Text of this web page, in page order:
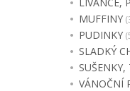
MUFFINY
PUDINKY
SLADKÝ
SUŠENKY,
VÁNOČNÍ